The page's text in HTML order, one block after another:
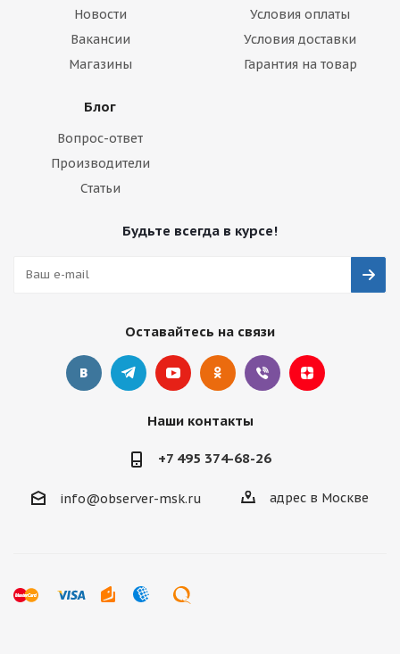
Новости
Вакансии
Магазины
Условия оплаты
Условия доставки
Гарантия на товар
Блог
Вопрос-ответ
Производители
Статьи
Будьте всегда в курсе!
Оставайтесь на связи
Наши контакты
+7 495 374-68-26
info@observer-msk.ru адрес в Москве